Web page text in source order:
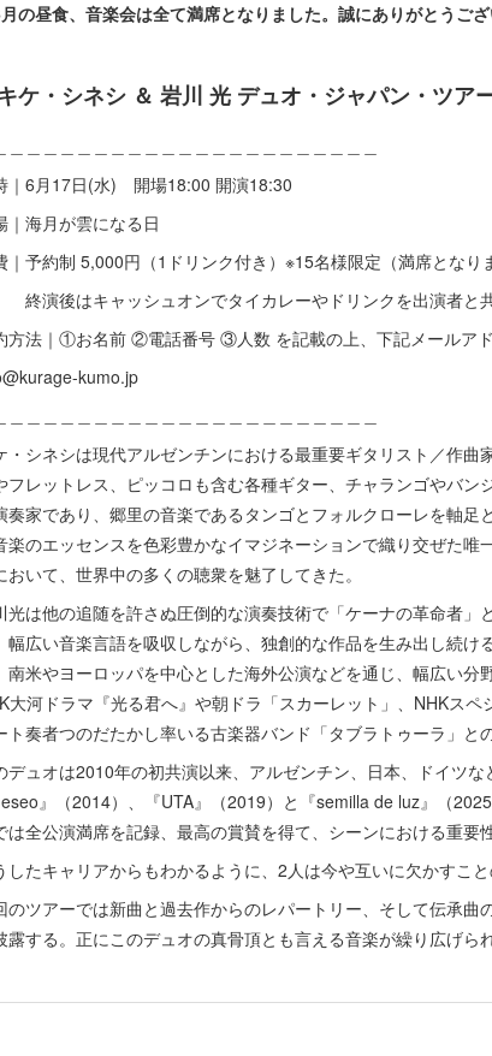
の昼食、音楽会は全て満席となりました。誠にありがとうござ
ケ・シネシ ＆ 岩川 光 デュオ・ジャパン・ツア
｜6月17日(水) 開場18:00 開演18:30
｜海月が雲になる日
｜予約制 5,000円（1ドリンク付き）※15名様限定（満席となり
後はキャッシュオンでタイカレーやドリンクを出演者と共
方法｜①お名前 ②電話番号 ③人数 を記載の上、下記メールアド
kumo.jp
・シネシは現代アルゼンチンにおける最重要ギタリスト／作曲
フレットレス、ピッコロも含む各種ギター、チャランゴやバン
奏家であり、郷里の音楽であるタンゴとフォルクローレを軸足
楽のエッセンスを色彩豊かなイマジネーションで織り交ぜた唯
おいて、世界中の多くの聴衆を魅了してきた。
光は他の追随を許さぬ圧倒的な演奏技術で「ケーナの革命者」
幅広い音楽言語を吸収しながら、独創的な作品を生み出し続け
南米やヨーロッパを中心とした海外公演などを通じ、幅広い分
大河ドラマ『光る君へ』や朝ドラ「スカーレット」、NHKス
ト奏者つのだたかし率いる古楽器バンド「タブラトゥーラ」と
デュオは2010年の初共演以来、アルゼンチン、日本、ドイツ
』（2014）、『UTA』（2019）と『semilla de luz』（
は全公演満席を記録、最高の賞賛を得て、シーンにおける重要
したキャリアからもわかるように、2人は今や互いに欠かすこ
のツアーでは新曲と過去作からのレパートリー、そして伝承曲
露する。正にこのデュオの真骨頂とも言える音楽が繰り広げら